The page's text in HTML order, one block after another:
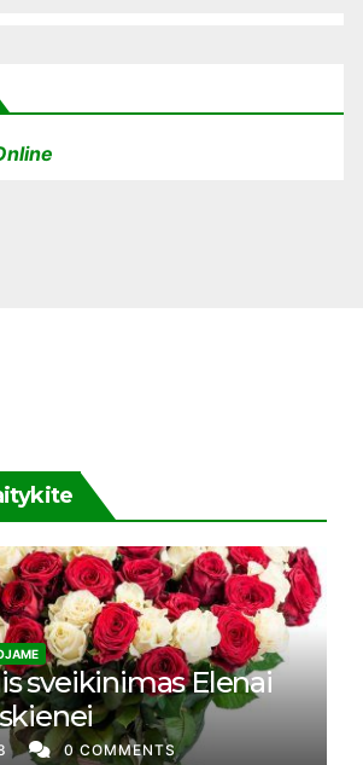
sveikinimas Elenai
0 COMMENTS